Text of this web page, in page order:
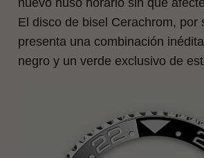
El disco de bisel Cerachrom, por
presenta una combinación
negro y un verde exclusivo de